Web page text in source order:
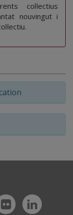
col·lectius
nouvingut i
Flickr